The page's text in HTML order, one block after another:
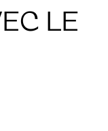
LE